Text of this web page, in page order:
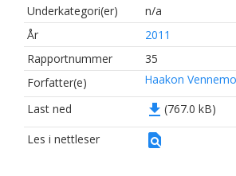
Underkategori(er)
n/a
År
2011
Rapportnummer
35
Forfatter(e)
Haakon Vennemo
Last ned
file_download (767.0 kB)
Les i nettleser
find_in_page